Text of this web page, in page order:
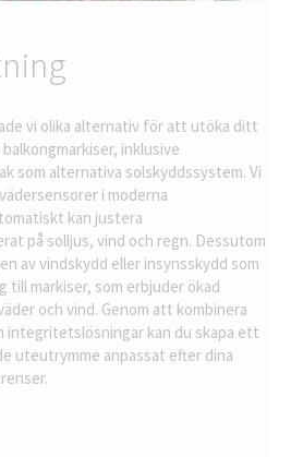
vi olika alternativ för att utöka ditt
inklusive
som alternativa solskyddssystem. Vi
i moderna
kan justera
på solljus, vind och regn. Dessutom
av vindskydd eller insynsskydd som
till markiser, som erbjuder ökad
och vind. Genom att kombinera
integritetslösningar kan du skapa ett
uteutrymme anpassat efter dina